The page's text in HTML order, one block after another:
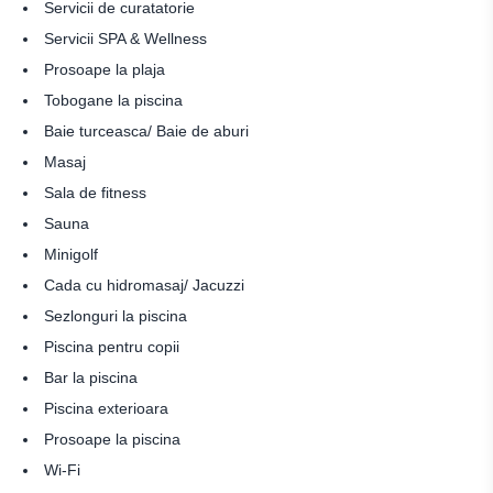
Servicii de curatatorie
Servicii SPA & Wellness
Prosoape la plaja
Tobogane la piscina
Baie turceasca/ Baie de aburi
Masaj
Sala de fitness
Sauna
Minigolf
Cada cu hidromasaj/ Jacuzzi
Sezlonguri la piscina
Piscina pentru copii
Bar la piscina
Piscina exterioara
Prosoape la piscina
Wi-Fi